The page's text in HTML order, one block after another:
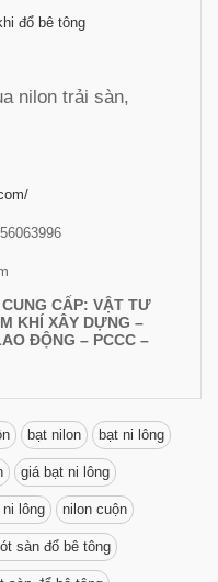
đổ bê tông
nilon trải sàn,
CẤP: VẬT TƯ
KHÍ XÂY DỰNG –
ĐỘNG – PCCC –
bạt nilon bạt ni lông
giá bạt ni lông
lông nilon cuộn
sàn đổ bê tông